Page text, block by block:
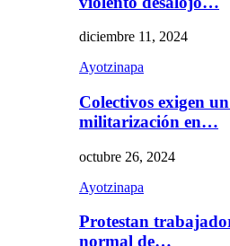
diciembre 11, 2024
Ayotzinapa
Colectivos exigen
militarización en…
octubre 26, 2024
Ayotzinapa
Protestan
normal de…